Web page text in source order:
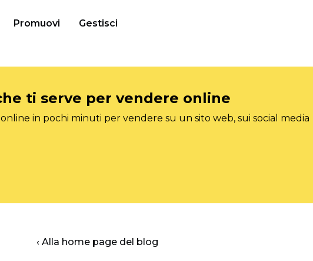
Promuovi Gestisci
ti serve per vendere online
in pochi minuti per vendere su un sito web, sui social media
‹ Alla home page del blog